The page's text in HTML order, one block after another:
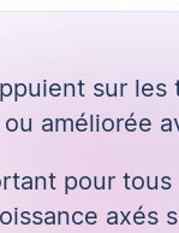
sur
améliorée
pour
axés